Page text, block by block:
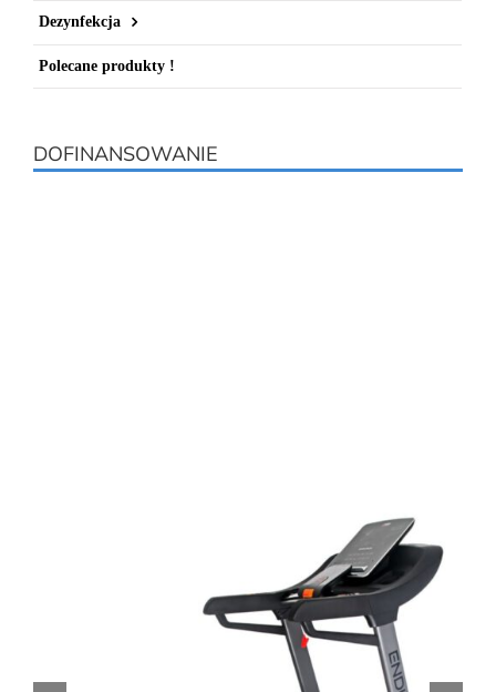
Dezynfekcja
Polecane produkty !
DOFINANSOWANIE